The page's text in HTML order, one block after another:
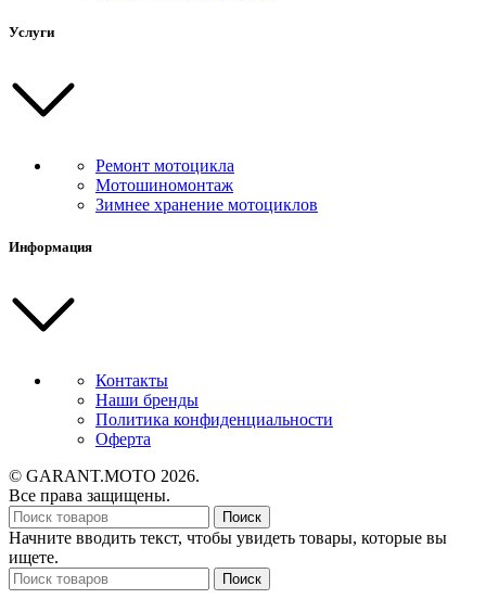
Услуги
Ремонт мотоцикла
Мотошиномонтаж
Зимнее хранение мотоциклов
Информация
Контакты
Наши бренды
Политика конфиденциальности
Оферта
© GARANT.MOTO 2026.
Все права защищены.
Поиск
Начните вводить текст, чтобы увидеть товары, которые вы
ищете.
Поиск